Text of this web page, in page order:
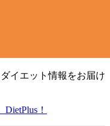
イエット情報をお届け
！